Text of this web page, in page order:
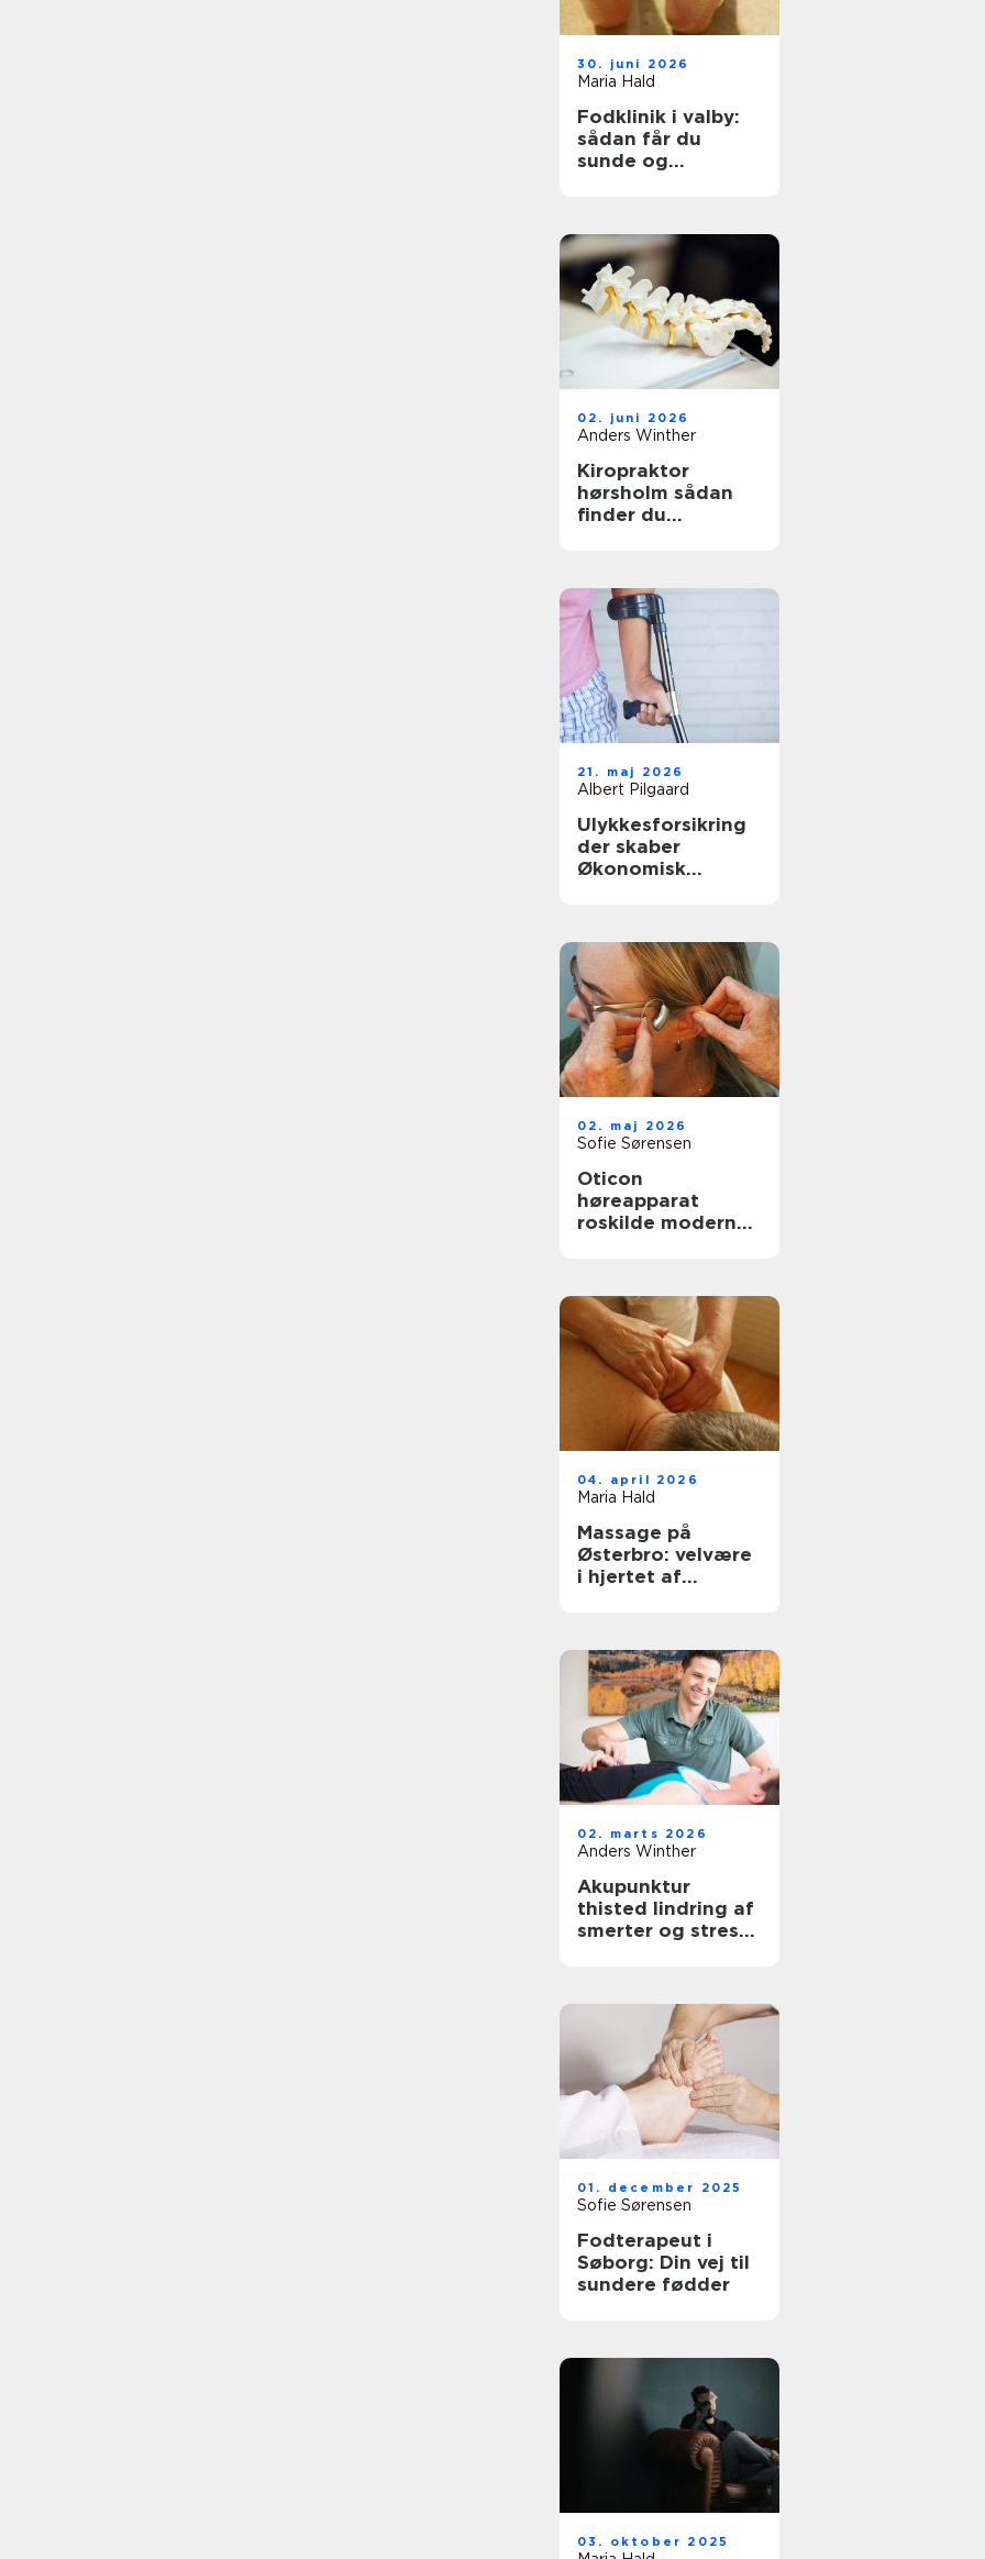
30. juni 2026
Maria Hald
Fodklinik i valby:
sådan får du
sunde og
02. juni 2026
Anders Winther
Kiropraktor
hørsholm sådan
finder du
21. maj 2026
Albert Pilgaard
Ulykkesforsikring
der skaber
Økonomisk
02. maj 2026
Sofie Sørensen
Oticon
høreapparat
roskilde moderne
04. april 2026
Maria Hald
Massage på
Østerbro: velvære
i hjertet af
02. marts 2026
Anders Winther
Akupunktur
thisted lindring af
smerter og stress
01. december 2025
Sofie Sørensen
Fodterapeut i
Søborg: Din vej til
sundere fødder
03. oktober 2025